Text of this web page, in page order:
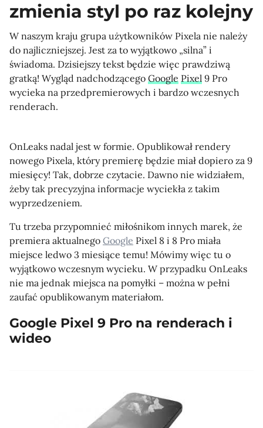
zmienia styl po raz kolejny
W naszym kraju grupa użytkowników Pixela nie należy
do najliczniejszej. Jest za to wyjątkowo „silna” i
świadoma. Dzisiejszy tekst będzie więc prawdziwą
gratką! Wygląd nadchodzącego Google Pixel 9 Pro
wycieka na przedpremierowych i bardzo wczesnych
renderach.
OnLeaks nadal jest w formie. Opublikował rendery
nowego Pixela, który premierę będzie miał dopiero za 9
miesięcy! Tak, dobrze czytacie. Dawno nie widziałem,
żeby tak precyzyjna informacje wyciekła z takim
wyprzedzeniem.
Tu trzeba przypomnieć miłośnikom innych marek, że
premiera aktualnego Google Pixel 8 i 8 Pro miała
miejsce ledwo 3 miesiące temu! Mówimy więc tu o
wyjątkowo wczesnym wycieku. W przypadku OnLeaks
nie ma jednak miejsca na pomyłki – można w pełni
zaufać opublikowanym materiałom.
Google Pixel 9 Pro na renderach i
wideo